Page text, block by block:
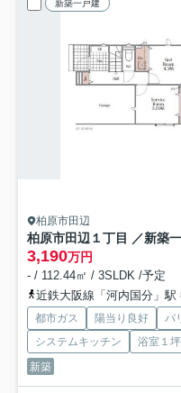
新築一戸建
柏原市田辺
柏原市田辺１丁目 ／新築
3,190万円
- / 112.44㎡ / 3SLDK /予定
近鉄大阪線「河内国分」駅
都市ガス 陽当り良好 バ
システムキッチン
浴室１
新築